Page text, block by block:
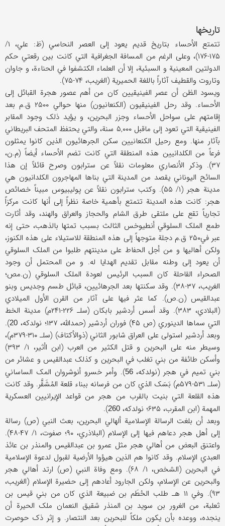
تاریخها
تتمتع الأحساء بتاریخ قدیم یعود إلی العصر النحاسي (ظ: علي، ۱/
۱۷۵-۱۷۶)، وعلی الرغم من المسافة الجغرافیة التي کانت بین رقعتي حکم
الدولتین المعینیة و السبئیة، إلا أن العلماء الکتشفوا في الحناءة، و جاوان
وتاروت والقطیف آثاراً باللغة الحمیریة (الغریب، ۷۴-۷۵).
ویسود الظن أن عصر الفینیقیین کان من أهم عصور هجرة القبائل إلی
الأحساء. وقد رحل الفینیقیون (الکنعانیون) منها حوالي ۲۵۰۰ ق.م بعد
إقامتهم علی سواحل الأحساء وجزر البحرین، و یؤید ذلک وجود المقابر
الفینیقیة التي تعود إلی ماقبل ۵,۰۰۰ سنة، والتي یحتفظ المتحف البریطاني
بآثار منها. ومع رحیل الکنعانیین سکن الجرهائیون الذین کانوا یمثلون
فرعاً من الکلدانیین هذه المنطقة التي کانت تضم الأحساء أیضاً (م.ن،
۳۷). وذکر الأنصاري معلومات نقلاً عن سترابون وصرح قائلاً إن هذا
السائح الیوناني یقصد من المدینة التي بناها المهاجرون الکلدانیون هي
مدینة هجر (۱/ ۵۵). وکتب سترابون نقلاً عن پولیبیوس مبیناً خصائص
هجر: کانت هذه المدینة تتمتع بأهمیة خاصة نظراً إلی أنها کانت مرکزاً
تجاریاً تقع علی ملتقی طرق الشام والحجاز والعراق والهند، وقد أثارت
طمع الملک السلوقي أنطیوخس الثالث بسبب تمتها بالذهب، حتی إنه
عبر في۲۵۰ ق.م دجلة متوجهاً إلی هذه المنطقة للاستیلاء علی هذه الکنوز،
ولکن أهالیها و من أجل الحفاط علی مدینتهم طلبوا من الملک السلوقي
أن یعود إلی وطنه مقابل تقدیم الهدایا له. و من المحتمل أن وجود
الصحراء القاحلة کان السبب الرئیس لعودة الملک السلوقي (ن.مص؛
الغریب، ۳۷-۳۸). وقد سکنتها بعد الجرهائیین، قبائل طسم وجدیس وبنو
عبدالقیس (ن.ص). کما عثر فیها علی آثار من القرن الأول المیلادي
(البلادي، ۳۸۳). وقد أسس أردشیر بابکان (سلـ ۲۲۶-۲۴۱م) مدینة الخط
التي سماها الدینوري (ص ۴۵) فوران أردشیر (حمدالله، ۱۳۷؛ نولدکه،
20
).
وبعد أردشیر استولی علی العراق شابور الثاني (ذوالأکتاف) (سلـ ۳۱۰-۳۷۹م)،
وسیطر منه علی البحرین و قتل الکثیر من العرب (ابن اأثیر، ۱/ ۳۹۳)
وأسکن طائفة من بني تغلب في البحرین و کذلک عبدالقیس و عشائر من
بني تمیم في هجر (نولدکه،56). وأمر خسرو أنوشروان المک الساساني
(سلـ ۵۳۱-۵۷۹م) بَسَک الذي کان من فرسانه ببناء قلعة المُشَقَّر. وقد کانت
هذه القلعة التي بنیت بالقرب من هجر من قواعد الإیرانیین العسکریة
المهمة (ابن المقرب، ۶۳۵؛ نولدکه،
260
).
وبعد أن بلغت الرسالة الإسلامیة ألهالي البحرین، بعث النبي (ص) رسالة
إلی أهل هجر دعاهم فیها إلی الإسلام (البلاذري، ۹۰؛ صفوت، ۱/ ۴۷-۴۸).
واعتنق البعض من أهالي هجر مثل عمرو بن عبدالقیس والمنذر بن عائذ
العبدي الإسلام. وقد کانوا هم الذین هیؤوا الأرضیة لقبول لدعوة الإسلامیة
في البحرین (الشخص، ۱/ ۶۸). ومع وفاة النبي (ص) ارتد أهالي هجر
والبحرین عن الإسلام، ولکن الجارود أعادهم إلی حضیرة الإسلام (الغریب،
۹۳). وفي ۱۱ هـ طلب الحُطَم بن ضبیعة الذي کان من بني قیس بن
ثعلبة، من الغرور بن سوید بن المنذر شقیق النعمان ملک الحیرة أن
ینجده، ووعده بأن یکون ملکاً للبحرین بعد النتصار. و إثر ذک حوصرت